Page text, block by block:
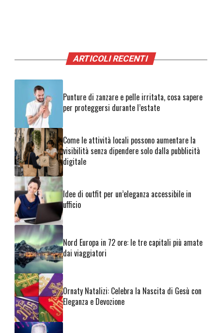
ARTICOLI RECENTI
Punture di zanzare e pelle irritata, cosa sapere
per proteggersi durante l’estate
Come le attività locali possono aumentare la
visibilità senza dipendere solo dalla pubblicità
digitale
Idee di outfit per un’eleganza accessibile in
ufficio
Nord Europa in 72 ore: le tre capitali più amate
dai viaggiatori
Ornaty Natalizi: Celebra la Nascita di Gesù con
Eleganza e Devozione